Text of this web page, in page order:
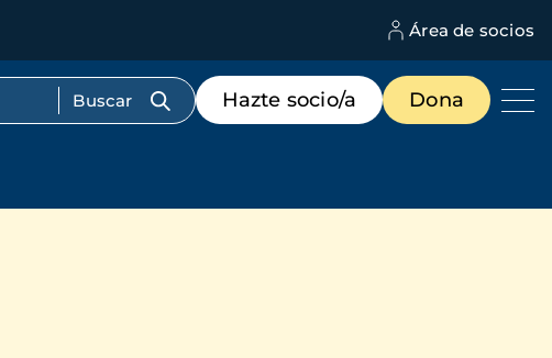
Área de socios
Menú
de
destacados
Hazte socio/a Dona